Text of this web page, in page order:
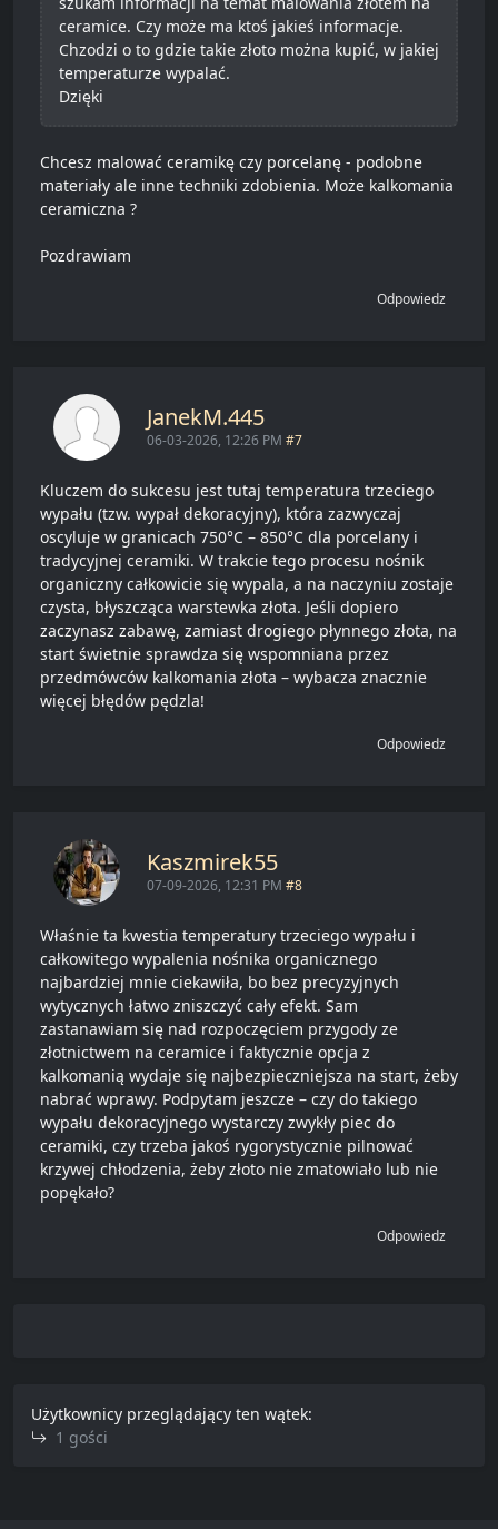
ceramice. Czy może ma ktoś jakieś informacje.
Chzodzi o to gdzie takie złoto można kupić, w jakiej
temperaturze wypalać.
Dzięki
Chcesz malować ceramikę czy porcelanę - podobne
materiały ale inne techniki zdobienia. Może kalkomania
ceramiczna ?
Pozdrawiam
Odpowiedz
JanekM.445
06-03-2026, 12:26 PM #7
Kluczem do sukcesu jest tutaj temperatura trzeciego
wypału (tzw. wypał dekoracyjny), która zazwyczaj
oscyluje w granicach 750°C – 850°C dla porcelany i
tradycyjnej ceramiki. W trakcie tego procesu nośnik
organiczny całkowicie się wypala, a na naczyniu zostaje
czysta, błyszcząca warstewka złota. Jeśli dopiero
zaczynasz zabawę, zamiast drogiego płynnego złota, na
start świetnie sprawdza się wspomniana przez
przedmówców kalkomania złota – wybacza znacznie
więcej błędów pędzla!
Odpowiedz
Kaszmirek55
07-09-2026, 12:31 PM #8
Właśnie ta kwestia temperatury trzeciego wypału i
całkowitego wypalenia nośnika organicznego
najbardziej mnie ciekawiła, bo bez precyzyjnych
wytycznych łatwo zniszczyć cały efekt. Sam
zastanawiam się nad rozpoczęciem przygody ze
złotnictwem na ceramice i faktycznie opcja z
kalkomanią wydaje się najbezpieczniejsza na start, żeby
nabrać wprawy. Podpytam jeszcze – czy do takiego
wypału dekoracyjnego wystarczy zwykły piec do
ceramiki, czy trzeba jakoś rygorystycznie pilnować
krzywej chłodzenia, żeby złoto nie zmatowiało lub nie
popękało?
Odpowiedz
Użytkownicy przeglądający ten wątek:
1 gości